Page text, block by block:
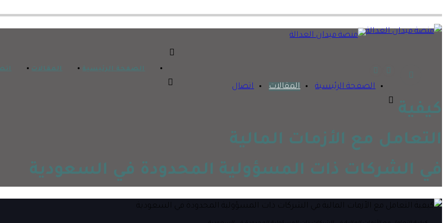
الصفحة الرئيسية المقالات
الصفحة الرئيسية المقالات اتصال
كيفية
التعامل مع الأزمات المالية
في الشركات ذات المسؤولية المحدودة في السعودية